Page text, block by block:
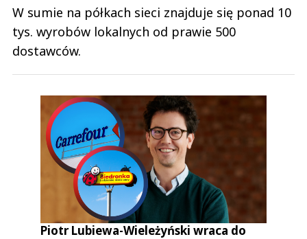
W sumie na półkach sieci znajduje się ponad 10
tys. wyrobów lokalnych od prawie 500
dostawców.
Piotr Lubiewa-Wieleżyński wraca do